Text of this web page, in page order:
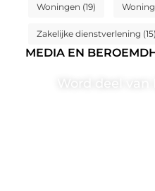
Woningen (19)
Zakelijke dienstverlening (15)
MEDIA EN